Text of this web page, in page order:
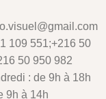
109 551;+216 50
50 950 982
: de 9h à 18h
9h à 14h